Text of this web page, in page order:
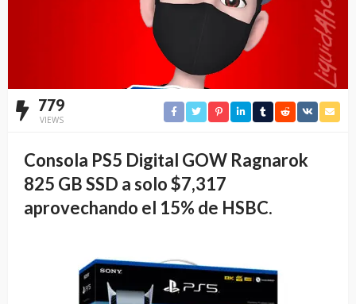
779
VIEWS
Consola PS5 Digital GOW Ragnarok
825 GB SSD a solo $7,317
aprovechando el 15% de HSBC.